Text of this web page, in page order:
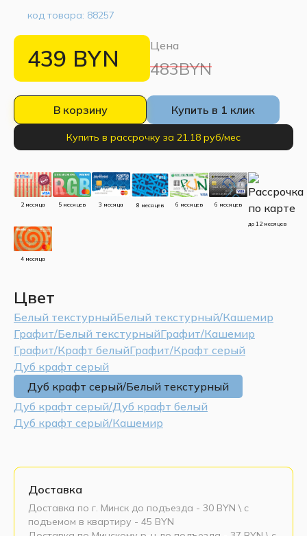
код товара: 88257
439 BYN Цена
483BYN
В корзину Купить в 1 клик
Купить в рассрочку за 21.18 руб/мес
2 месяца 5 месяцев 3 месяца 8 месяцев 6 месяцев 6 месяцев
до 12 месяцев
4 месяца
Цвет
Белый текстурныйБелый текстурный/Кашемир
Графит/Белый текстурныйГрафит/Кашемир
Графит/Крафт белыйГрафит/Крафт серый
Дуб крафт серый
Дуб крафт серый/Белый текстурный
Дуб крафт серый/Дуб крафт белый
Дуб крафт серый/Кашемир
Доставка
Доставка по г. Минск до подъезда - 30 BYN \ c
подъемом в квартиру - 45 BYN